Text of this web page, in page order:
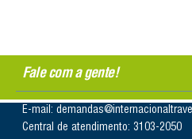
Fale com a gente!
E-mail:
Central de atendimento: 3103-2050